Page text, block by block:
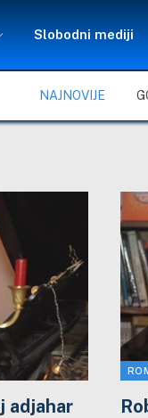
Slobodni mediji
NAJNOVIJE
adjahar